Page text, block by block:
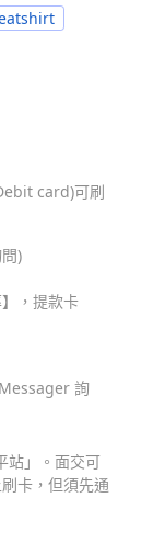
card)可刷
)
，提款卡
詢
站」。面交可
卡，但須先通